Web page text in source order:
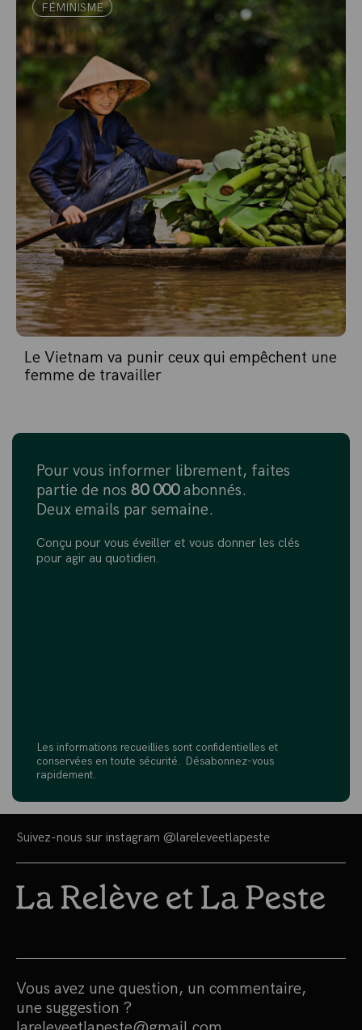
FÉMINISME
Le Vietnam va punir ceux qui empêchent une
femme de travailler
Pour vous informer librement, faites
partie de nos 80 000abonnés.
Deux emails par semaine.
Conçu pour vous éveiller et vous donner les clés
pour agir au quotidien.
Les informations recueillies sont confidentielles et
conservées en toute sécurité. Désabonnez-vous
rapidement.
Suivez-nous sur instagram @lareleveetlapeste
Vous avez une question, un commentaire,
une suggestion ?